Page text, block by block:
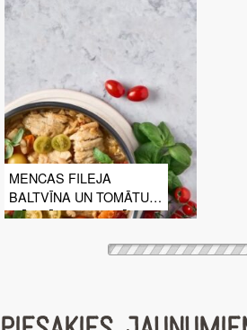
MENCAS FILEJA
BALTVĪNA UN TOMĀTU
MĒRCĒ AR PUPIŅĀM